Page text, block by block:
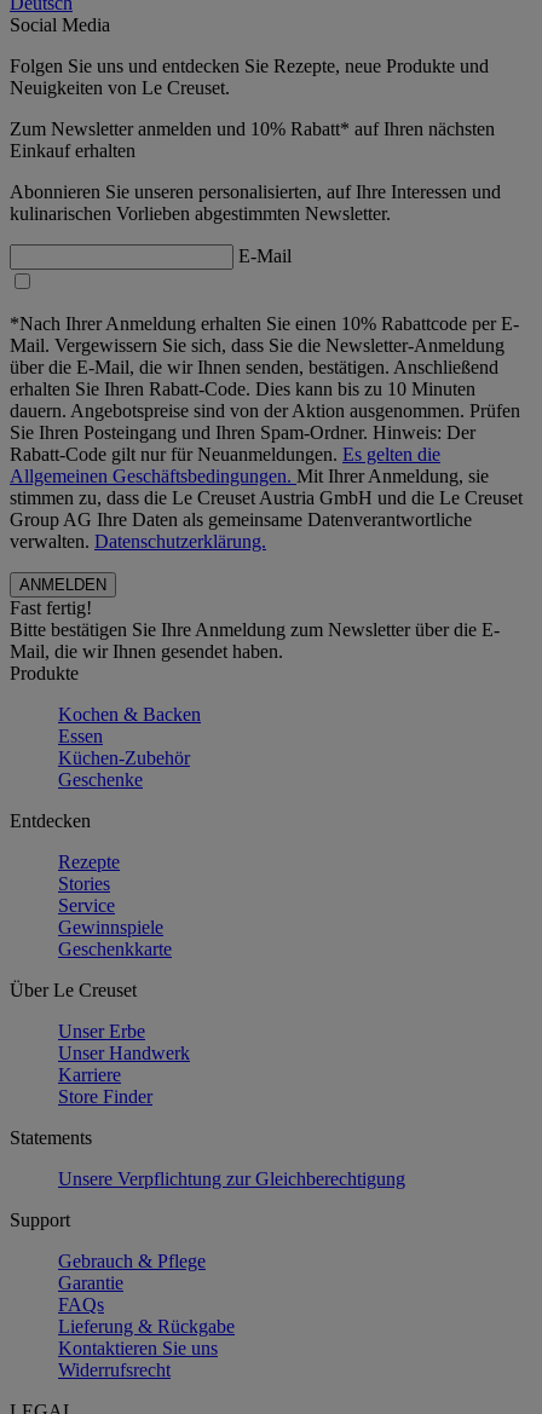
Social Media
Folgen Sie uns und entdecken Sie Rezepte, neue Produkte und
Neuigkeiten von Le Creuset.
Zum Newsletter anmelden und 10% Rabatt* auf Ihren nächsten
Einkauf erhalten
Abonnieren Sie unseren personalisierten, auf Ihre Interessen und
kulinarischen Vorlieben abgestimmten Newsletter.
E-Mail
*Nach Ihrer Anmeldung erhalten Sie einen 10% Rabattcode per E-
Mail. Vergewissern Sie sich, dass Sie die Newsletter-Anmeldung
über die E-Mail, die wir Ihnen senden, bestätigen. Anschließend
erhalten Sie Ihren Rabatt-Code. Dies kann bis zu 10 Minuten
dauern. Angebotspreise sind von der Aktion ausgenommen. Prüfen
Sie Ihren Posteingang und Ihren Spam-Ordner. Hinweis: Der
Rabatt-Code gilt nur für Neuanmeldungen. Es gelten die
Allgemeinen Geschäftsbedingungen. Mit Ihrer Anmeldung, sie
stimmen zu, dass die Le Creuset Austria GmbH und die Le Creuset
Group AG Ihre Daten als gemeinsame Datenverantwortliche
verwalten. Datenschutzerklärung.
Fast fertig!
Bitte bestätigen Sie Ihre Anmeldung zum Newsletter über die E-
Mail, die wir Ihnen gesendet haben.
Produkte
Kochen & Backen
Essen
Küchen-Zubehör
Geschenke
Entdecken
Rezepte
Stories
Service
Gewinnspiele
Geschenkkarte
Über Le Creuset
Unser Erbe
Unser Handwerk
Karriere
Store Finder
Statements
Unsere Verpflichtung zur Gleichberechtigung
Support
Gebrauch & Pflege
Garantie
FAQs
Lieferung & Rückgabe
Kontaktieren Sie uns
Widerrufsrecht